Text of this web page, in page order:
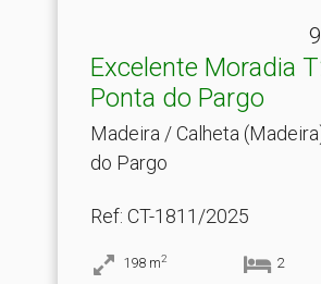
Excelente Moradia
Ponta do Pargo
Madeira / Calheta
do Pargo
Ref: CT-1811/2025
198 m2 2